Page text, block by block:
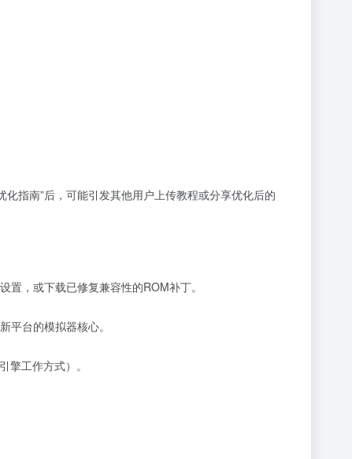
指南”后，可能引发其他用户上传教程或分享优化后的
，或下载已修复兼容性的ROM补丁。
台的模拟器核心。
工作方式）。